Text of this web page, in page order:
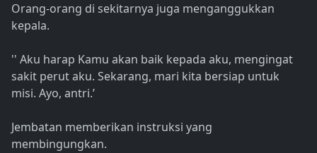
Orang-orang di sekitarnya juga menganggukkan
kepala.
'' Aku harap Kamu akan baik kepada aku, mengingat
sakit perut aku. Sekarang, mari kita bersiap untuk
misi. Ayo, antri.’
Jembatan memberikan instruksi yang
membingungkan.